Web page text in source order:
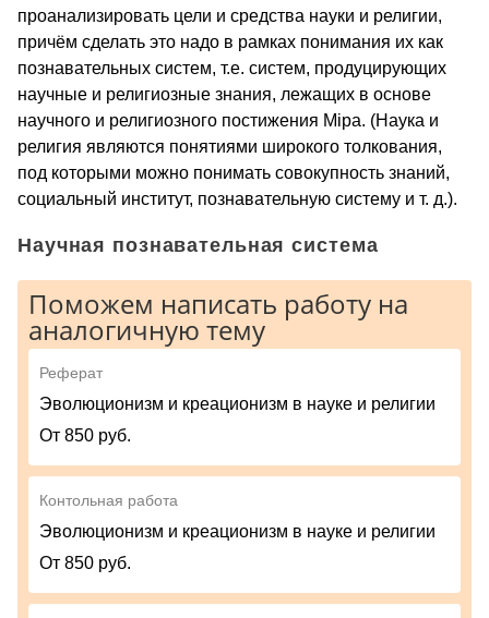
проанализировать цели и средства науки и религии,
причём сделать это надо в рамках понимания их как
познавательных систем, т.е. систем, продуцирующих
научные и религиозные знания, лежащих в основе
научного и религиозного постижения Мiра. (Наука и
религия являются понятиями широкого толкования,
под которыми можно понимать совокупность знаний,
социальный институт, познавательную систему и т. д.).
Научная познавательная система
Поможем написать работу на
аналогичную тему
Реферат
Эволюционизм и креационизм в науке и религии
От 850 руб.
Контольная работа
Эволюционизм и креационизм в науке и религии
От 850 руб.